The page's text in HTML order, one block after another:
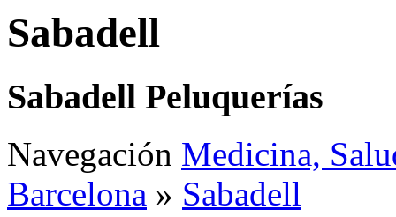
Sabadell
Sabadell Peluquerías
Navegación Medicina,
Barcelona » Sabadell